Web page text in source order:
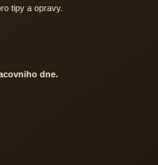
tipy a opravy.
dne.